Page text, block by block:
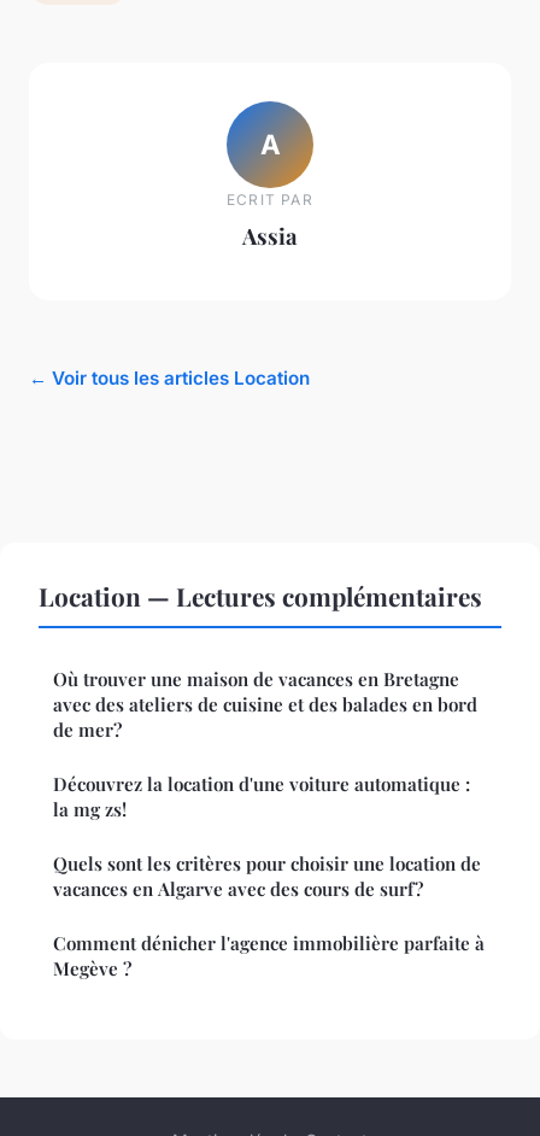
A
ECRIT PAR
Assia
← Voir tous les articles Location
Location — Lectures complémentaires
Où trouver une maison de vacances en Bretagne
avec des ateliers de cuisine et des balades en bord
de mer?
Découvrez la location d'une voiture automatique :
la mg zs!
Quels sont les critères pour choisir une location de
vacances en Algarve avec des cours de surf?
Comment dénicher l'agence immobilière parfaite à
Megève ?